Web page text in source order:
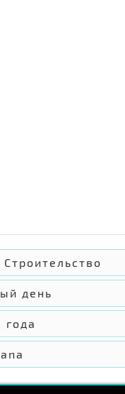
Строительство
день
года